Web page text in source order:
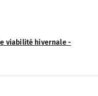
viabilité hivernale -